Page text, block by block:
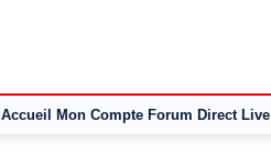
Accueil Mon Compte Forum Direct Live